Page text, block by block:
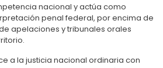
nacional y actúa como
penal federal, por encima de
apelaciones y tribunales orales
a la justicia nacional ordinaria con